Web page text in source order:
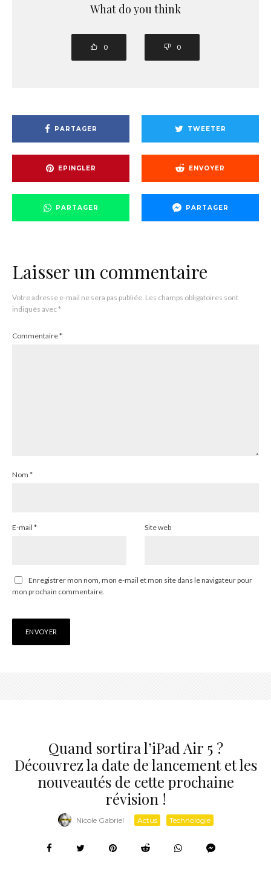
What do you think
0 0
PARTAGER TWEETER
EPINGLER ENVOYER
PARTAGER PARTAGER
Laisser un commentaire
Votre adresse e-mail ne sera pas publiée. Les champs obligatoires sont
indiqués avec*
Commentaire*
Nom *
E-mail * Site web
Enregistrer mon nom, mon e-mail et mon site dans le navigateur pour
mon prochain commentaire.
Quand sortira l’iPad Air 5 ?
Découvrez la date de lancement et les
nouveautés de cette prochaine
révision !
Nicole Gabriel · Actus Technologie